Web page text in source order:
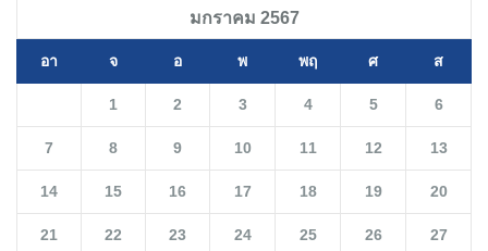
มกราคม 2567
อา จ อ พ พฤ ศ ส
1 2 3 4 5 6
7 8 9 10 11 12 13
14 15 16 17 18 19 20
21 22 23 24 25 26 27